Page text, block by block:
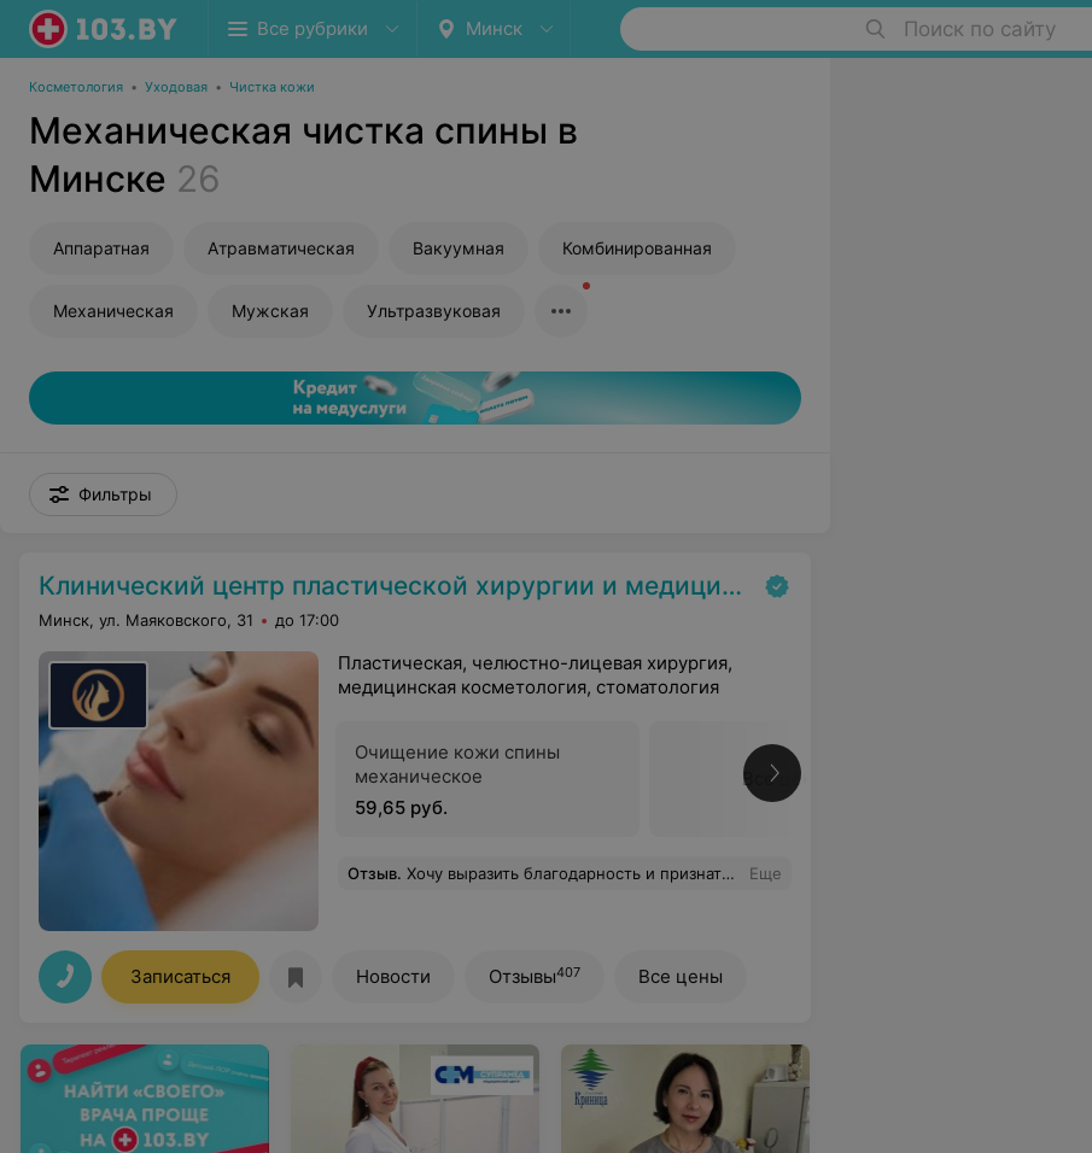
Все рубрики Минск Поиск по сайту
Косметология • Уходовая • Чистка кожи
Механическая чистка спины в
Минске 26
Аппаратная Атравматическая Вакуумная Комбинированная
Механическая Мужская Ультразвуковая
Фильтры
Клинический центр пластической хирургии и медицинской косметологии
Минск, ул. Маяковского, 31 до 17:00
Пластическая, челюстно-лицевая хирургия,
медицинская косметология, стоматология
Очищение кожи спины
механическое
59,65 руб.
Все цены
Отзыв. Хочу выразить благодарность и признательность за прекрасно проведённую 23 марта 2022 года подтяжку лица и шеи врачам Жданову С.Р и анестезиологу Риневскому И.В И пусть не подвластно этим врачам изменить возраст в паспорте, но визуально изменить лицо и сделать моложе на 15 лет, за 4 часа работы, это гениально! Восхищена! Спустя 3 месяца на лице и шеи никаких признаков операционного вмешательства. Весь персонал центра тактичный, внимательный и вежливый Желаю всем удачи в работе и дальнейшего процветания! Мои самые лучшие рекомендации! Еще
Записаться Новости Отзывы407 Все цены